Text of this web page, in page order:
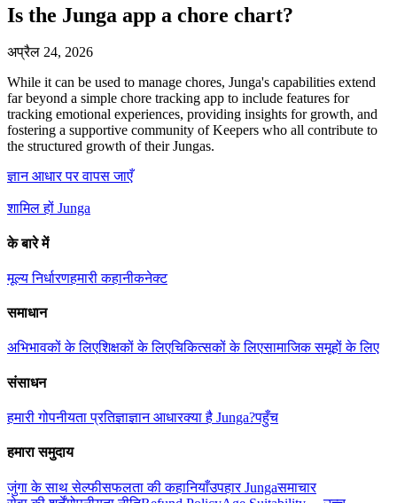
Is the Junga app a chore chart?
अप्रैल 24, 2026
While it can be used to manage chores, Junga's capabilities extend
far beyond a simple chore tracking app to include features for
tracking emotional experiences, providing insights for growth, and
fostering a supportive community of Keepers who all contribute to
the structured growth of their Jungas.
ज्ञान आधार पर वापस जाएँ
शामिल हों Junga
के बारे में
मूल्य निर्धारणहमारी कहानीकनेक्ट
समाधान
अभिभावकों के लिएशिक्षकों के लिएचिकित्सकों के लिएसामाजिक समूहों के लिए
संसाधन
हमारी गोपनीयता प्रतिज्ञाज्ञान आधारक्या है Junga?पहुँच
हमारा समुदाय
जुंगा के साथ सेल्फीसफलता की कहानियाँउपहार Jungaसमाचार